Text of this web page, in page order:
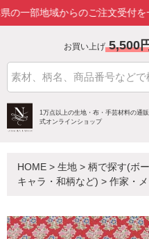
地域からのご注文受付を一時停
お買い上げ 5,500
1万点以上の生地・布・手芸材料の通
式オンラインショップ
HOME > 生地 > 柄で探す(ボ
キャラ・和柄など) > 作家・